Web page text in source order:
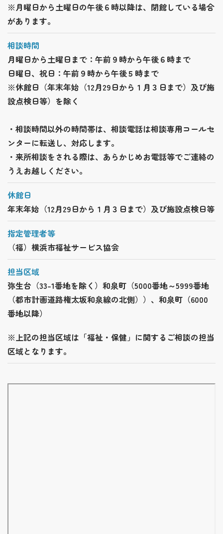
※月曜日から土曜日の午後６時以降は、閉館している場合
があります。
相談時間
月曜日から土曜日まで：午前９時から午後６時まで
日曜日、祝日：午前９時から午後５時まで
※休館日（年末年始（12月29日から１月３日まで）及び施
設点検日等）を除く
・相談時間以外の時間帯は、相談電話は相談専用コールセ
ンターに転送し、対応します。
・来所相談をされる際は、あらかじめお電話等でご連絡の
うえお越しください。
休館日
年末年始（12月29日から１月３日まで）及び施設点検日等
指定管理者等
（福）横浜市福祉サービス協会
担当区域
弥生台（33-1番地を除く）和泉町（5000番地～5999番地
（都市計画道路権太坂和泉線の北側））、和泉町（6000
番地以降）
※上記の担当区域は「福祉・保健」に関するご相談の担当
区域となります。